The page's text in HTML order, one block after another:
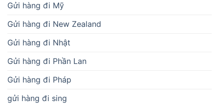
Gửi hàng đi Mỹ
Gửi hàng đi New Zealand
Gửi hàng đi Nhật
Gửi hàng đi Phần Lan
Gửi hàng đi Pháp
gửi hàng đi sing